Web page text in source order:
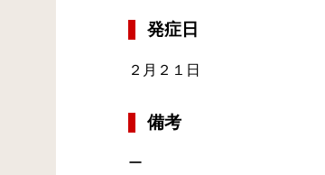
発症日
２月２１日
備考
ー